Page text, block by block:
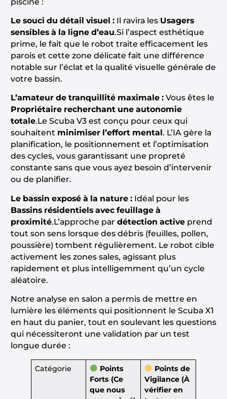
Le souci du détail visuel :Il ravira les Usagers
sensibles à la ligne d’eau.Si l’aspect esthétique
prime, le fait que le robot traite efficacement les
parois et cette zone délicate fait une différence
notable sur l’éclat et la qualité visuelle générale de
votre bassin.
L’amateur de tranquillité maximale :Vous êtes le
Propriétaire recherchant une autonomie
totale.Le Scuba V3 est conçu pour ceux qui
souhaitent minimiser l’effort mental. L’IA gère la
planification, le positionnement et l’optimisation
des cycles, vous garantissant une propreté
constante sans que vous ayez besoin d’intervenir
ou de planifier.
Le bassin exposé à la nature :Idéal pour les
Bassins résidentiels avec feuillage à
proximité.L’approche par détection activeprend
tout son sens lorsque des débris (feuilles, pollen,
poussière) tombent régulièrement. Le robot cible
activement les zones sales, agissant plus
rapidement et plus intelligemment qu’un cycle
aléatoire.
Notre analyse en salon a permis de mettre en
lumière les éléments qui positionnent le Scuba X1
en haut du panier, tout en soulevant les questions
qui nécessiteront une validation par un test
longue durée :
Catégorie
Points
Forts (Ce
que nous
Points de
Vigilance (À
vérifier en